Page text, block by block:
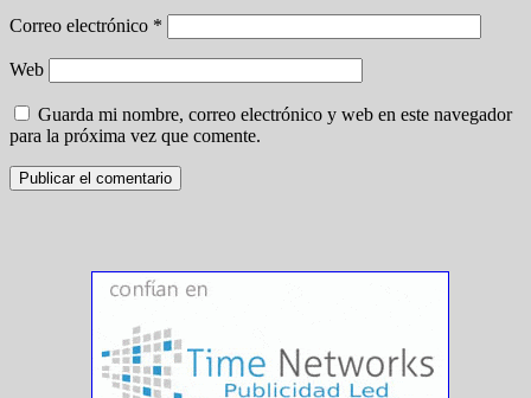
Correo electrónico *
Web
Guarda mi nombre, correo electrónico y web en este navegador
para la próxima vez que comente.